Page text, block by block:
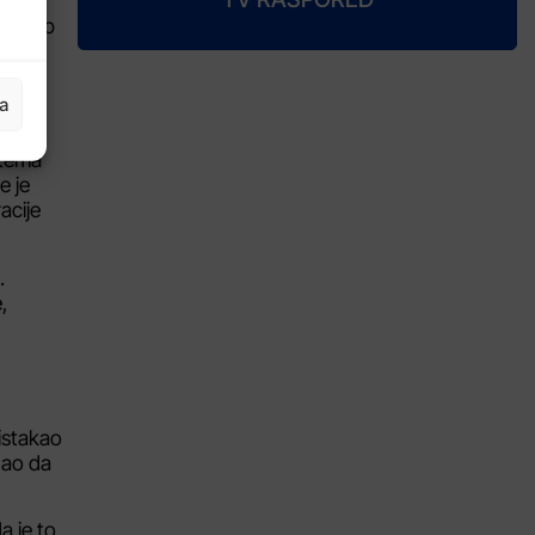
skup
je
da
je to